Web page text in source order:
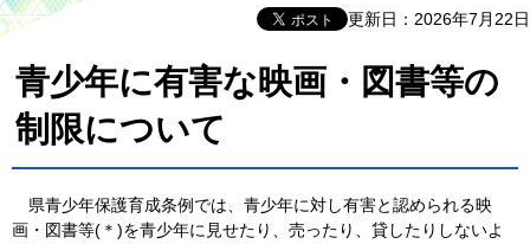
更新日：2026年7月22日
青少年に有害な映画・図書等の
制限について
県青少年保護育成条例では、青少年に対し有害と認められる映
画・図書等(＊)を青少年に見せたり、売ったり、貸したりしないよ